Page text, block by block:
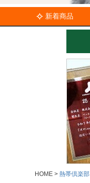
新着商品
HOME 熱帯倶楽部